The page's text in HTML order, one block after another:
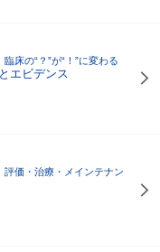
床の“？”が“！”に変わる
エビデンス
価・治療・メインテナン